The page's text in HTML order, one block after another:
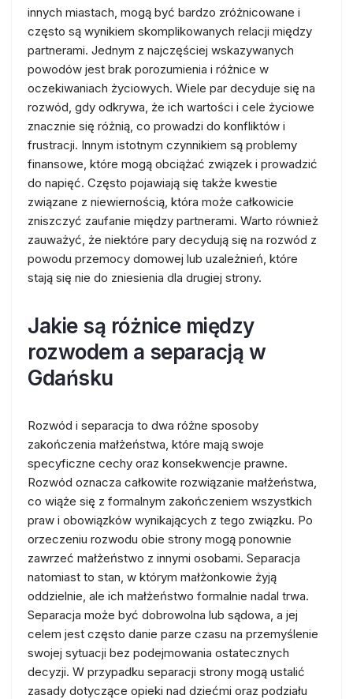
innych miastach, mogą być bardzo zróżnicowane i
często są wynikiem skomplikowanych relacji między
partnerami. Jednym z najczęściej wskazywanych
powodów jest brak porozumienia i różnice w
oczekiwaniach życiowych. Wiele par decyduje się na
rozwód, gdy odkrywa, że ich wartości i cele życiowe
znacznie się różnią, co prowadzi do konfliktów i
frustracji. Innym istotnym czynnikiem są problemy
finansowe, które mogą obciążać związek i prowadzić
do napięć. Często pojawiają się także kwestie
związane z niewiernością, która może całkowicie
zniszczyć zaufanie między partnerami. Warto również
zauważyć, że niektóre pary decydują się na rozwód z
powodu przemocy domowej lub uzależnień, które
stają się nie do zniesienia dla drugiej strony.
Jakie są różnice między
rozwodem a separacją w
Gdańsku
Rozwód i separacja to dwa różne sposoby
zakończenia małżeństwa, które mają swoje
specyficzne cechy oraz konsekwencje prawne.
Rozwód oznacza całkowite rozwiązanie małżeństwa,
co wiąże się z formalnym zakończeniem wszystkich
praw i obowiązków wynikających z tego związku. Po
orzeczeniu rozwodu obie strony mogą ponownie
zawrzeć małżeństwo z innymi osobami. Separacja
natomiast to stan, w którym małżonkowie żyją
oddzielnie, ale ich małżeństwo formalnie nadal trwa.
Separacja może być dobrowolna lub sądowa, a jej
celem jest często danie parze czasu na przemyślenie
swojej sytuacji bez podejmowania ostatecznych
decyzji. W przypadku separacji strony mogą ustalić
zasady dotyczące opieki nad dziećmi oraz podziału